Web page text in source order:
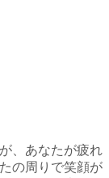
、あなたが疲れ
の周りで笑顔が